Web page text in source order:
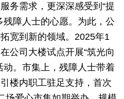
务需求，更深深感受到“提
残障人士的心愿。为此，公
宽到新的领域。2025年1
公司大楼试点开展“筑光向
动。市集上，残障人士带着
楼内职工驻足支持，首次